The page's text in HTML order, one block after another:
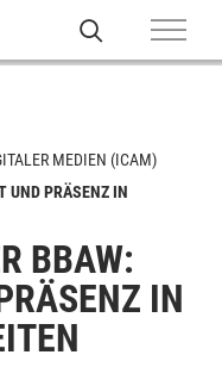
MEDIEN (ICAM)
UND PRÄSENZ IN
BBAW:
IN